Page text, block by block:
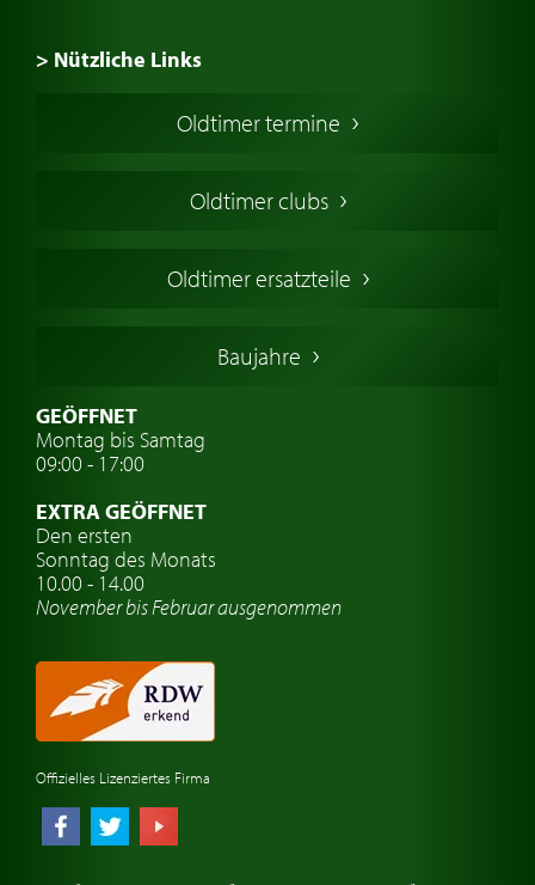
> Nützliche Links
Oldtimers in Europa
Englische Oldtimer
Deutsche Oldtimer
Schwedische Oldtimer
Oldtimer mit h-kennzeichen
Auto Oldtimer Markt
Oldtimer-Versicherung
Oldtimer-Clubs
Oldtimer-Reisen
Automarken uhren
Oldtimer termine
Oldtimer clubs
Oldtimer ersatzteile
Baujahre
GEÖFFNET
Montag bis Samtag
09:00 - 17:00
EXTRA GEÖFFNET
Den ersten
Sonntag des Monats
10.00 - 14.00
November bis Februar ausgenommen
Offizielles Lizenziertes Firma